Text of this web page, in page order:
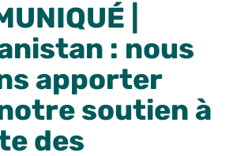
|
: nous
apporter
soutien à
des